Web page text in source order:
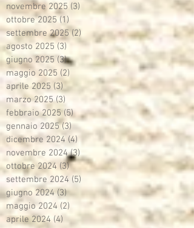
novembre 2025 (3) 3 post
ottobre 2025 (1)
settembre 2025 (2) 2 post
agosto 2025 (3) 3 post
giugno 2025 (3)3 post
maggio 2025 (2) 2 post
aprile 2025 (3) 3 post
marzo 2025 (3)
febbraio 2025 (5)5 post
gennaio 2025 (3)3 post
dicembre 2024 (4) 4 post
novembre 2024 (3)3 post
ottobre 2024 (3)3 post
settembre 2024 (5) 5 post
giugno 2024 (3)3 post
maggio 2024 (2) 2 post
aprile 2024 (4) 4 post